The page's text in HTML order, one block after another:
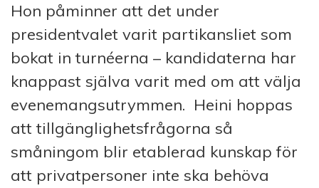
Hon påminner att det under
presidentvalet varit partikansliet som
bokat in turnéerna – kandidaterna har
knappast själva varit med om att välja
evenemangsutrymmen. Heini hoppas
att tillgänglighetsfrågorna så
småningom blir etablerad kunskap för
att privatpersoner inte ska behöva